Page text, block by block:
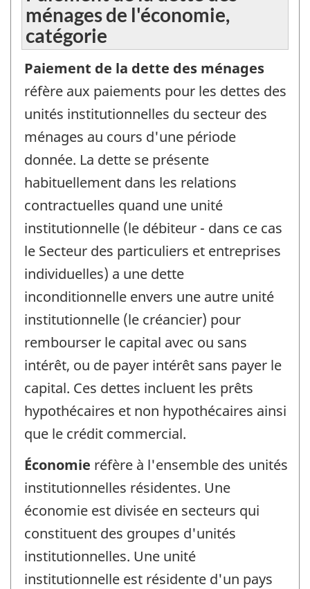
ménages de l'économie,
catégorie
Paiement de la dette des ménages
réfère aux paiements pour les dettes des
unités institutionnelles du secteur des
ménages au cours d'une période
donnée. La dette se présente
habituellement dans les relations
contractuelles quand une unité
institutionnelle (le débiteur - dans ce cas
le Secteur des particuliers et entreprises
individuelles) a une dette
inconditionnelle envers une autre unité
institutionnelle (le créancier) pour
rembourser le capital avec ou sans
intérêt, ou de payer intérêt sans payer le
capital. Ces dettes incluent les prêts
hypothécaires et non hypothécaires ainsi
que le crédit commercial.
Économie réfère à l'ensemble des unités
institutionnelles résidentes. Une
économie est divisée en secteurs qui
constituent des groupes d'unités
institutionnelles. Une unité
institutionnelle est résidente d'un pays